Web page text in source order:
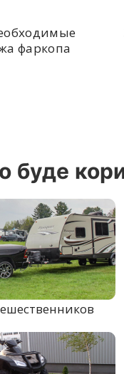
фаркопа
буде